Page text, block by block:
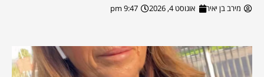
מירב בן יאיר אוגוסט 4, 2026 9:47 pm